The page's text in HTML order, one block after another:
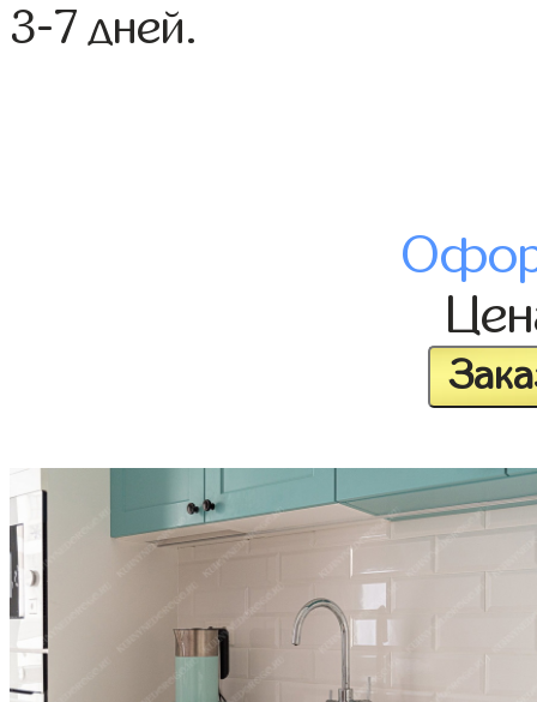
3-7 дней.